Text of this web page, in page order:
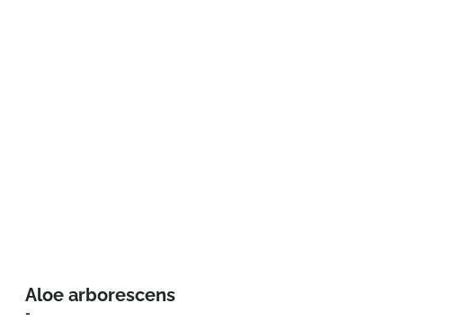
Aloe arborescens
-